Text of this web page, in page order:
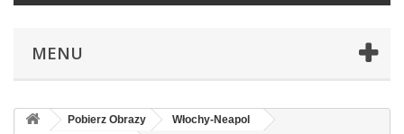
MENU
Pobierz Obrazy
Włochy-Neapol